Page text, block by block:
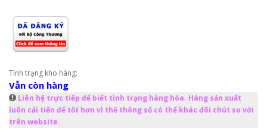
Tình trạng kho hàng:
Vẫn còn hàng
Liên hệ trực tiếp để biết tình trạng hàng hóa. Hàng sản xuất
luôn cải tiến để tốt hơn vì thế thông số có thể khác đôi chút so với
trên website.